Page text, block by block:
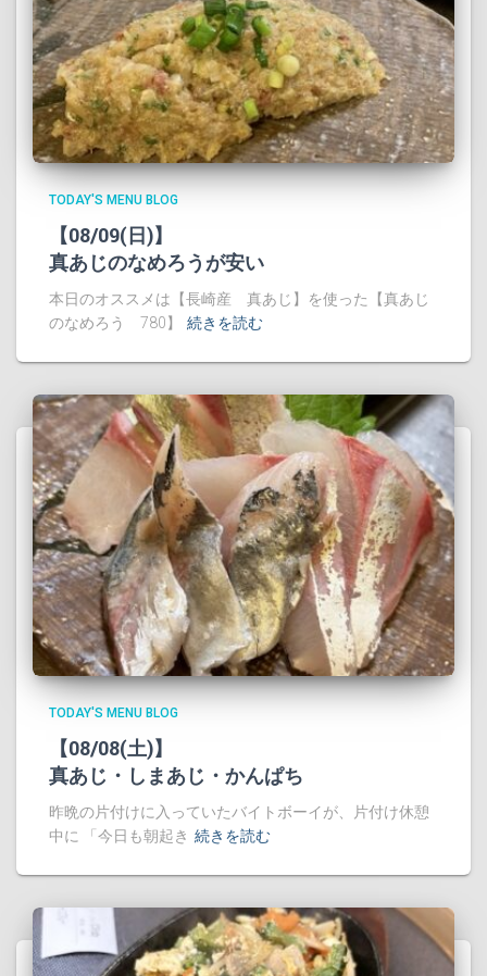
TODAY'S MENU BLOG
【08/09(日)】
真あじのなめろうが安い
本日のオススメは【長崎産 真あじ】を使った【真あじ
のなめろう 780】
続きを読む
TODAY'S MENU BLOG
【08/08(土)】
真あじ・しまあじ・かんぱち
昨晩の片付けに入っていたバイトボーイが、片付け休憩
中に 「今日も朝起き 続きを読む